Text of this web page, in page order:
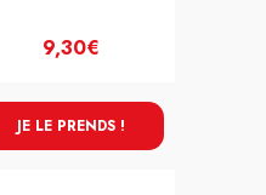
9,30€
JE LE PRENDS !